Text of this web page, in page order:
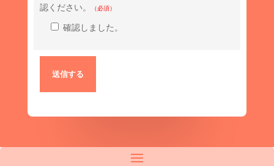
認ください。
（必須）
確認しました。